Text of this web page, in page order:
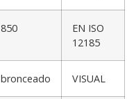
850
EN ISO
12185
bronceado VISUAL